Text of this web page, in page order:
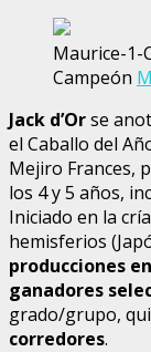
Maurice-1-
Campeón
Jack d’Orse
el Caballo del
Mejiro Frances,
los 4 y 5 años,
Iniciado en la
hemisferios
producciones
ganadores
grado/grupo,
corredores.